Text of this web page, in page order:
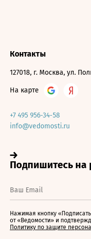
Контакты
127018, г. Москва, ул.
На карте
+7 495 956-34-58
info@vedomosti.ru
Нажимая кнопку
от «Ведомости» и
Политику по защите